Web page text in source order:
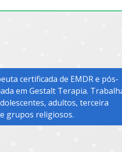
certificada de EMDR e pós-
em Gestalt Terapia.
adultos, terceira
grupos religiosos.